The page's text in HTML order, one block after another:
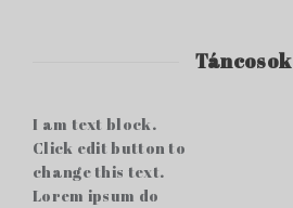
Táncosok
I am text block.
Click edit button to
change this text.
Lorem ipsum do